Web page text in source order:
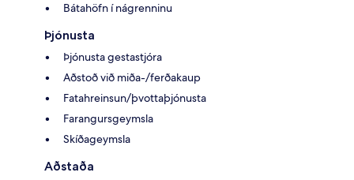
Bátahöfn í nágrenninu
Þjónusta
Þjónusta gestastjóra
Aðstoð við miða-/ferðakaup
Fatahreinsun/þvottaþjónusta
Farangursgeymsla
Skíðageymsla
Aðstaða